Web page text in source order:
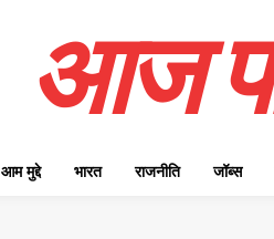
आज
आम मुद्दे भारत राजनीति जॉब्स